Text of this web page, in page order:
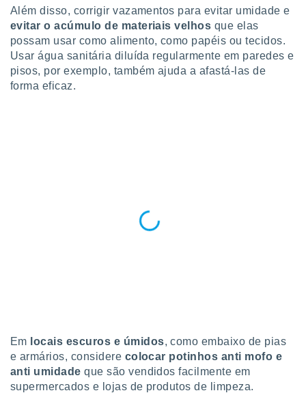
estudos
e
de
1199
Além disso, corrigir vazamentos para evitar umidade e
evitar o acúmulo de materiais velhos que elas
possam usar como alimento, como papéis ou tecidos.
Usar água sanitária diluída regularmente em paredes e
pisos, por exemplo, também ajuda a afastá-las de
forma eficaz.
Em locais escuros e úmidos, como embaixo de pias
e armários, considere colocar potinhos anti mofo e
anti umidade que são vendidos facilmente em
supermercados e lojas de produtos de limpeza.